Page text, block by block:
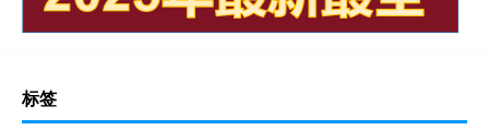
标签